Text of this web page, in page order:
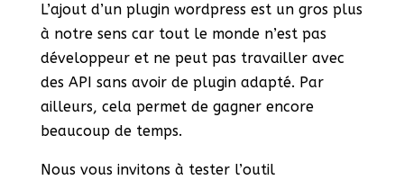
L’ajout d’un plugin wordpress est un gros plus
à notre sens car tout le monde n’est pas
développeur et ne peut pas travailler avec
des API sans avoir de plugin adapté. Par
ailleurs, cela permet de gagner encore
beaucoup de temps.
Nous vous invitons à tester l’outil